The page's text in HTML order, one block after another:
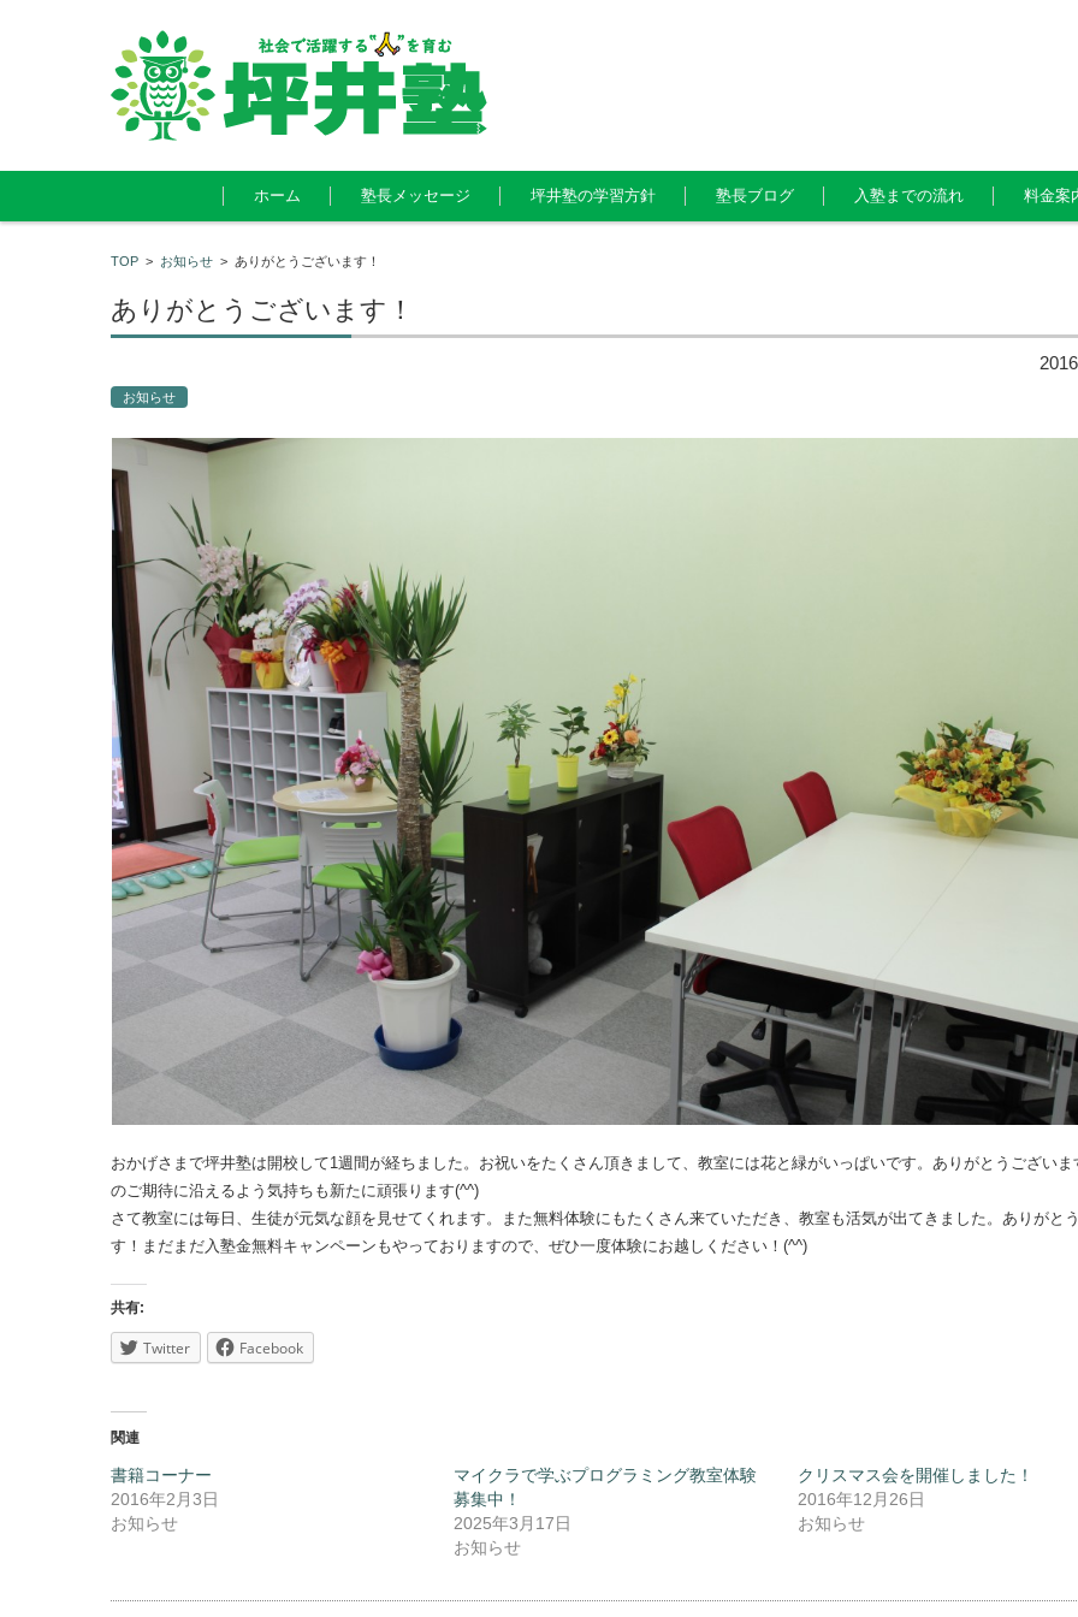
コンテンツに移動
ホーム 塾長メッセージ 坪井塾の学習方針 塾長ブログ 入塾までの流れ 料金案
TOP > お知らせ > ありがとうございます！
ありがとうございます！
お知らせ
おかげさまで坪井塾は開校して1週間が経ちました。お祝いをたくさん頂きまして、教室には花と緑がいっぱいです。ありがとうございま
のご期待に沿えるよう気持ちも新たに頑張ります(^^)
さて教室には毎日、生徒が元気な顔を見せてくれます。また無料体験にもたくさん来ていただき、教室も活気が出てきました。ありがと
す！まだまだ入塾金無料キャンペーンもやっておりますので、ぜひ一度体験にお越しください！(^^)
共有:
Twitter Facebook
関連
書籍コーナー
2016年2月3日
お知らせ
マイクラで学ぶプログラミング教室体験
募集中！
2025年3月17日
お知らせ
クリスマス会を開催しました！
2016年12月26日
お知らせ